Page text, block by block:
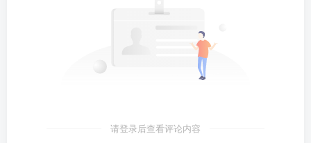
请登录后查看评论内容